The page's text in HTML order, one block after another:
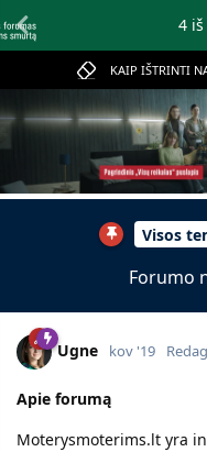
KAIP IŠTRINTI
Visos
Forumo
4iš
Ugne kov '19
Apie forumą
Moterysmoterims.lt yra